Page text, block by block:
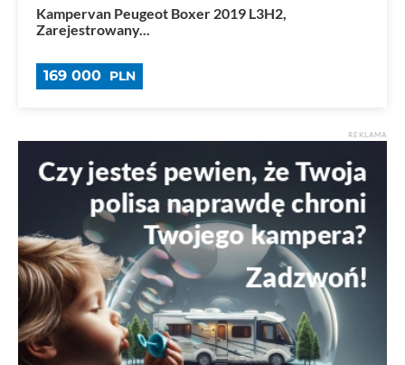
Kampervan Peugeot Boxer 2019 L3H2,
Zarejestrowany...
169 000 PLN
REKLAMA